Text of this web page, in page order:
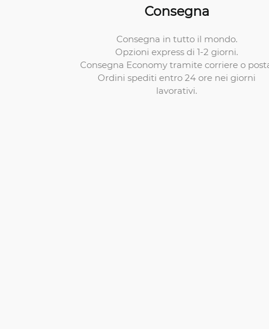
Consegna
Consegna in tutto il mondo.
Opzioni express di 1-2 giorni.
Consegna Economy tramite corriere o
Ordini spediti entro 24 ore nei giorni
lavorativi.